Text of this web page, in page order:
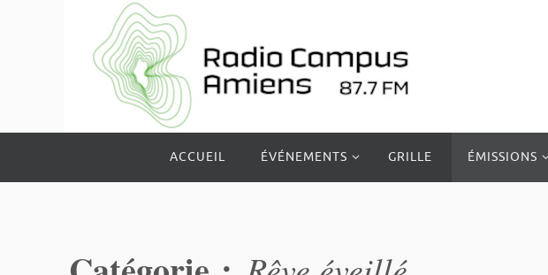
le
ACCUEIL ÉVÉNEMENTS GRILLE ÉMISSIONS